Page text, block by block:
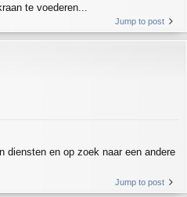
te voederen...
Jump to post
diensten en op zoek naar een andere
Jump to post